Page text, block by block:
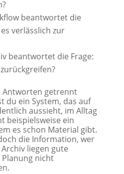
beantwortet die
verlässlich zur
beantwortet die Frage:
Antworten getrennt
du ein System, das auf
aussieht, im Alltag
beispielsweise ein
es schon Material gibt.
die Information, wer
liegen gute
nicht